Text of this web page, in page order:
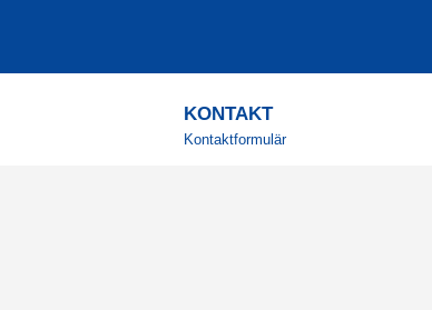
KONTAKT
Kontaktformulär